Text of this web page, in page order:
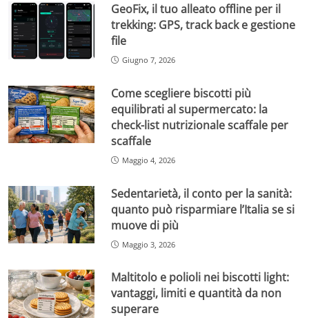
GeoFix, il tuo alleato offline per il
trekking: GPS, track back e gestione
file
Giugno 7, 2026
Come scegliere biscotti più
equilibrati al supermercato: la
check-list nutrizionale scaffale per
scaffale
Maggio 4, 2026
Sedentarietà, il conto per la sanità:
quanto può risparmiare l’Italia se si
muove di più
Maggio 3, 2026
Maltitolo e polioli nei biscotti light:
vantaggi, limiti e quantità da non
superare